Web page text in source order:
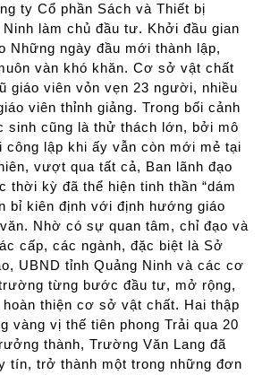
ty Cổ phần Sách và Thiết bị
làm chủ đầu tư. Khởi đầu gian
Những ngày đầu mới thành lập,
vàn khó khăn. Cơ sở vật chất
giáo viên vỏn vẹn 23 người, nhiều
viên thỉnh giảng. Trong bối cảnh
sinh cũng là thử thách lớn, bởi mô
công lập khi ấy vẫn còn mới mẻ tại
vượt qua tất cả, Ban lãnh đạo
thời kỳ đã thể hiện tinh thần “dám
bỉ kiên định với định hướng giáo
Nhờ có sự quan tâm, chỉ đạo và
cấp, các ngành, đặc biệt là Sở
UBND tỉnh Quảng Ninh và các cơ
từng bước đầu tư, mở rộng,
thiện cơ sở vật chất. Hai thập
vàng vị thế tiên phong Trải qua 20
thành, Trường Văn Lang đã
tín, trở thành một trong những đơn